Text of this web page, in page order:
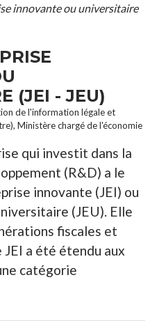
innovante ou universitaire
(JEI - JEU)
de l'information légale et
Ministère chargé de l'économie
qui investit dans la
(R&D) a le
innovante (JEI) ou
(JEU). Elle
fiscales et
a été étendu aux
catégorie